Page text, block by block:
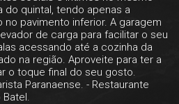
do quintal, tendo apenas a
pavimento inferior. A garagem
de carga para facilitar o seu
acessando até a cozinha da
na região. Aproveite para ter a
o toque final do seu gosto.
Paranaense. - Restaurante
Batel.